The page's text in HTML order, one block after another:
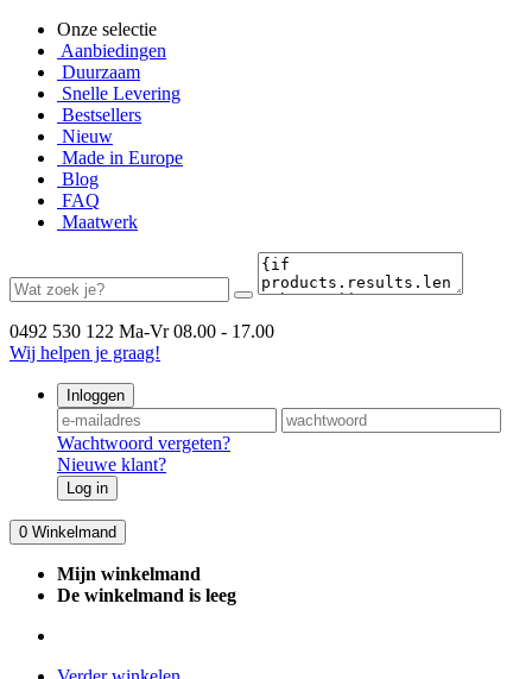
Onze selectie
Aanbiedingen
Duurzaam
Snelle Levering
Bestsellers
Nieuw
Made in Europe
Blog
FAQ
Maatwerk
0492 530 122 Ma-Vr 08.00 - 17.00
Wij helpen je graag!
Inloggen
Wachtwoord vergeten?
Nieuwe klant?
Log in
0 Winkelmand
Mijn winkelmand
De winkelmand is leeg